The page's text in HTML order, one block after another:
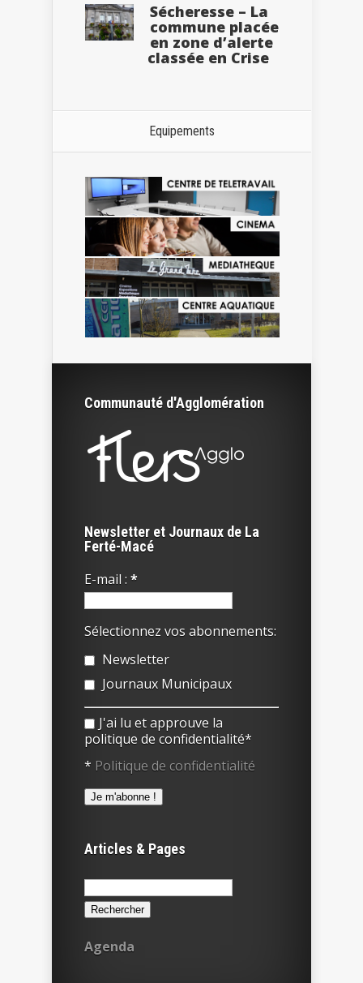
Sécheresse – La
commune placée
en zone d’alerte
classée en Crise
Equipements
Communauté d'Agglomération
Newsletter et Journaux de La
Ferté-Macé
E-mail : *
Sélectionnez vos abonnements:
Newsletter
Journaux Municipaux
J'ai lu et approuve la
politique de confidentialité*
* Politique de confidentialité
Articles & Pages
Rechercher :
Agenda